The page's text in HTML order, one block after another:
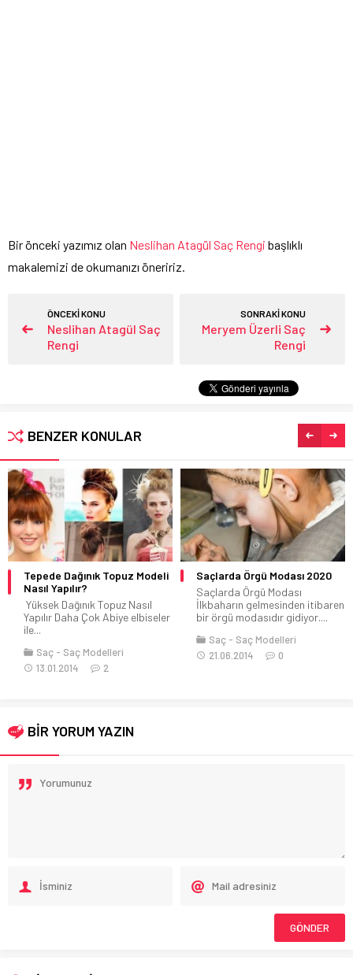
Bir önceki yazımız olan Neslihan Atagül Saç Rengi başlıklı
makalemizi de okumanızı öneririz.
ÖNCEKİ KONU
Neslihan Atagül Saç
Rengi
SONRAKİ KONU
Meryem Üzerli Saç
Rengi
BENZER KONULAR
Tepede Dağınık Topuz Modeli
Nasıl Yapılır?
Yüksek Dağınık Topuz Nasıl
Yapılır Daha Çok Abiye elbiseler
ile...
Saç
Saç Modelleri
13.01.2014
2
Saçlarda Örgü Modası 2020
Saçlarda Örgü Modası
İlkbaharın gelmesinden itibaren
bir örgü modasıdır gidiyor....
Saç
Saç Modelleri
21.06.2014
0
BİR YORUM YAZIN